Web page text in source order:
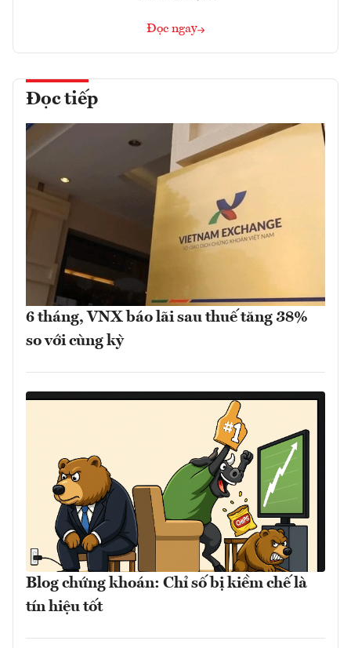
Đọc ngay
Đọc tiếp
6 tháng, VNX báo lãi sau thuế tăng 38%
so với cùng kỳ
Blog chứng khoán: Chỉ số bị kiềm chế là
tín hiệu tốt